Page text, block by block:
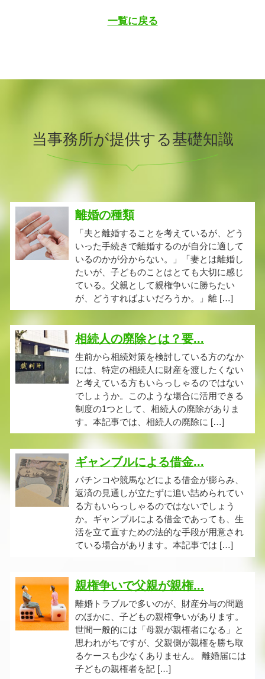
一覧に戻る
当事務所が提供する基礎知識
離婚の種類
「夫と離婚することを考えているが、どう
いった手続きで離婚するのが自分に適して
いるのかが分からない。」「妻とは離婚し
たいが、子どものことはとても大切に感じ
ている。父親として親権争いに勝ちたい
が、どうすればよいだろうか。」離 […]
相続人の廃除とは？要...
生前から相続対策を検討している方のなか
には、特定の相続人に財産を渡したくない
と考えている方もいらっしゃるのではない
でしょうか。このような場合に活用できる
制度の1つとして、相続人の廃除がありま
す。本記事では、相続人の廃除に […]
ギャンブルによる借金...
パチンコや競馬などによる借金が膨らみ、
返済の見通しが立たずに追い詰められてい
る方もいらっしゃるのではないでしょう
か。ギャンブルによる借金であっても、生
活を立て直すための法的な手段が用意され
ている場合があります。本記事では […]
親権争いで父親が親権...
離婚トラブルで多いのが、財産分与の問題
のほかに、子どもの親権争いがあります。
世間一般的には「母親が親権者になる」と
思われがちですが、父親側が親権を勝ち取
るケースも少なくありません。 離婚届には
子どもの親権者を記 […]